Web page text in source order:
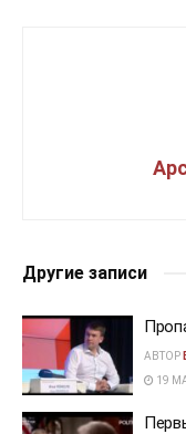
Другие записи
АВТОР
19